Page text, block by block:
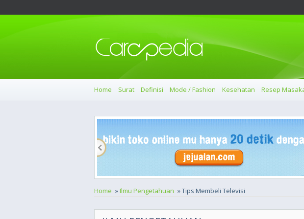
Home Surat Definisi Mode / Fashion Kesehatan Resep
Home »Ilmu Pengetahuan » Tips Membeli Televisi